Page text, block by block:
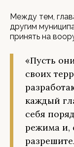
Между тем,
другим
принять на
«Пусть
своих
каждый
себя
режима и,